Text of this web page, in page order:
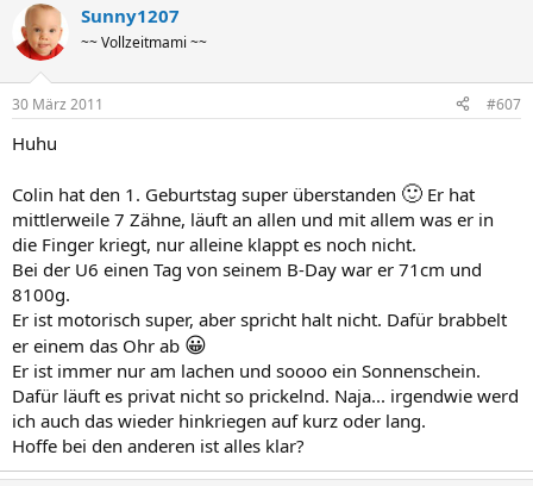
Sunny1207
~~ Vollzeitmami ~~
30 März 2011 #607
Huhu
Colin hat den 1. Geburtstag super überstanden 🙂 Er hat
mittlerweile 7 Zähne, läuft an allen und mit allem was er in
die Finger kriegt, nur alleine klappt es noch nicht.
Bei der U6 einen Tag von seinem B-Day war er 71cm und
8100g.
Er ist motorisch super, aber spricht halt nicht. Dafür brabbelt
er einem das Ohr ab 😀
Er ist immer nur am lachen und soooo ein Sonnenschein.
Dafür läuft es privat nicht so prickelnd. Naja... irgendwie werd
ich auch das wieder hinkriegen auf kurz oder lang.
Hoffe bei den anderen ist alles klar?